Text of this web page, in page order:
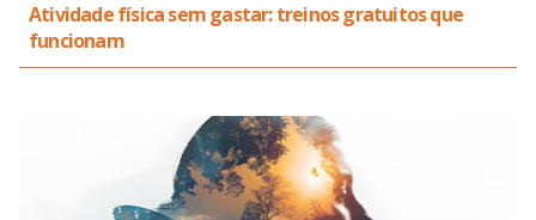
Atividade física sem gastar: treinos gratuitos que
funcionam